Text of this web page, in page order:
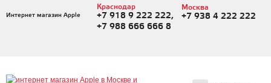
Интернет магазин Apple
Краснодар
+7 918 9 222 222,
+7 988 666 666 8
Москва
+7 938 4 222 222